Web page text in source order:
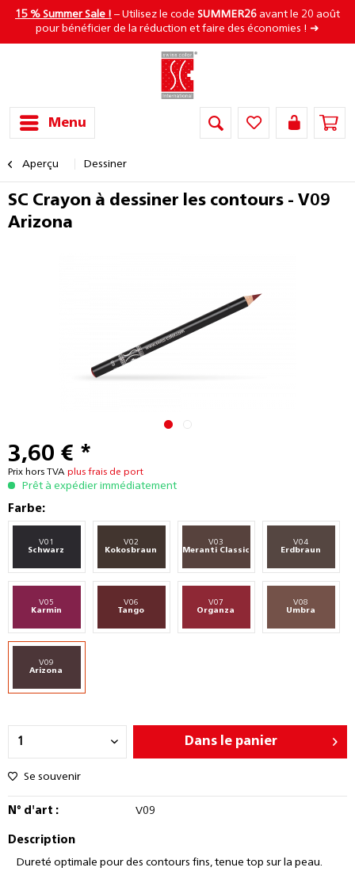
15 % Summer Sale ! – Utilisez le code SUMMER26 avant le 20 août
pour bénéficier de la réduction et faire des économies ! ➜
Menu
Aperçu Dessiner
SC Crayon à dessiner les contours - V09
Arizona
3,60 € *
Prix hors TVA plus frais de port
Prêt à expédier immédiatement
Farbe:
V01
Schwarz
V02
Kokosbraun
V03
Meranti Classic
V04
Erdbraun
V05
Karmin
V06
Tango
V07
Organza
V08
Umbra
V09
Arizona
Dans le panier
Se souvenir
N° d'art : V09
Description
Dureté optimale pour des contours fins, tenue top sur la peau.